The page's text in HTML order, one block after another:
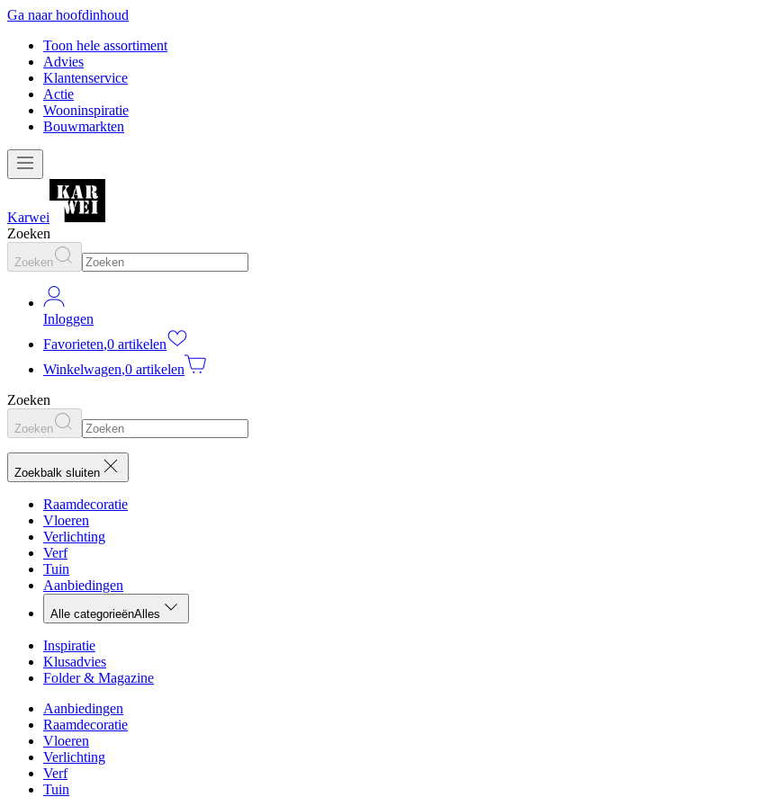
Ga naar hoofdinhoud
Toon hele assortiment
Advies
Klantenservice
Actie
Wooninspiratie
Bouwmarkten
Karwei
Zoeken
Zoeken
Inloggen
Favorieten,0 artikelen
Winkelwagen,0 artikelen
Zoeken
Zoeken
Zoekbalk sluiten
Raamdecoratie
Vloeren
Verlichting
Verf
Tuin
Aanbiedingen
Alle categorieënAlles
Inspiratie
Klusadvies
Folder & Magazine
Aanbiedingen
Raamdecoratie
Vloeren
Verlichting
Verf
Tuin